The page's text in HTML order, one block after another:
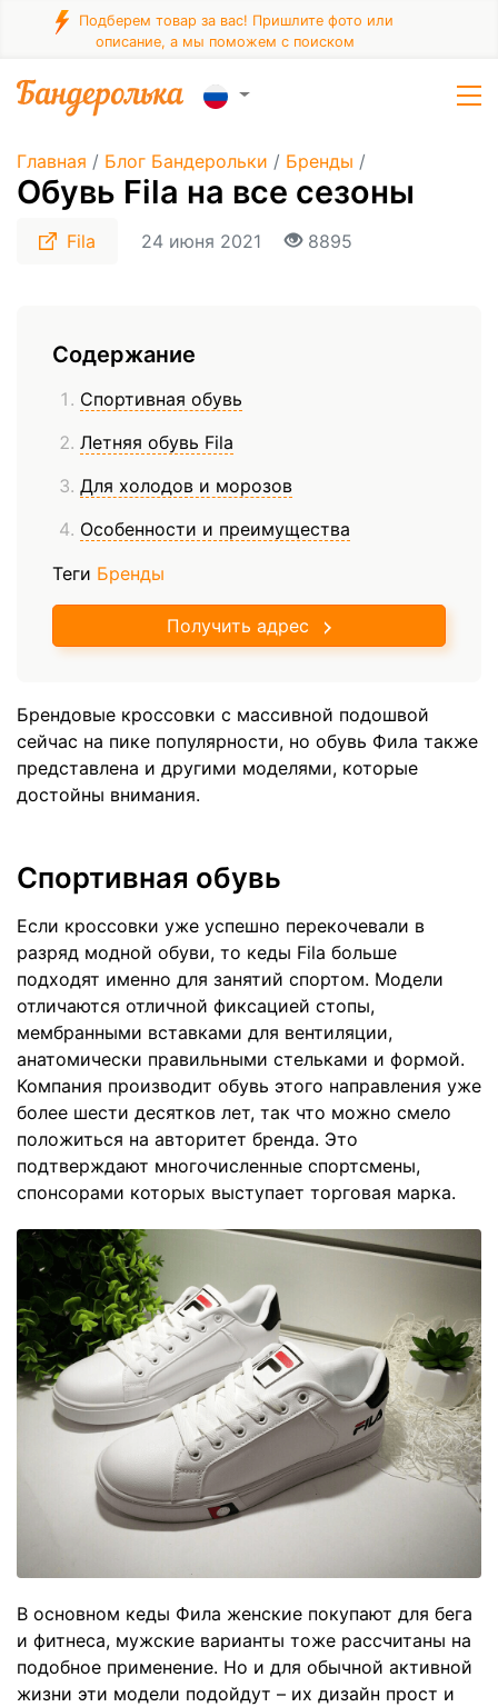
Подберем товар за вас! Пришлите фото или
описание, а мы поможем с поиском
Главная / Блог Бандерольки / Бренды /
Обувь Fila на все сезоны
Fila 24 июня 2021 8895
Содержание
Спортивная обувь
Летняя обувь Fila
Для холодов и морозов
Особенности и преимущества
Теги Бренды
Получить адрес
Брендовые кроссовки с массивной подошвой
сейчас на пике популярности, но обувь Фила также
представлена и другими моделями, которые
достойны внимания.
Спортивная обувь
Если кроссовки уже успешно перекочевали в
разряд модной обуви, то кеды Fila больше
подходят именно для занятий спортом. Модели
отличаются отличной фиксацией стопы,
мембранными вставками для вентиляции,
анатомически правильными стельками и формой.
Компания производит обувь этого направления уже
более шести десятков лет, так что можно смело
положиться на авторитет бренда. Это
подтверждают многочисленные спортсмены,
спонсорами которых выступает торговая марка.
В основном кеды Фила женские покупают для бега
и фитнеса, мужские варианты тоже рассчитаны на
подобное применение. Но и для обычной активной
жизни эти модели подойдут – их дизайн прост и